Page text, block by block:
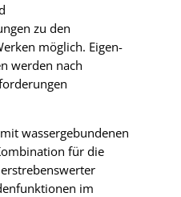
zu den
möglich. Eigen-
werden nach
wassergebundenen
für die
im